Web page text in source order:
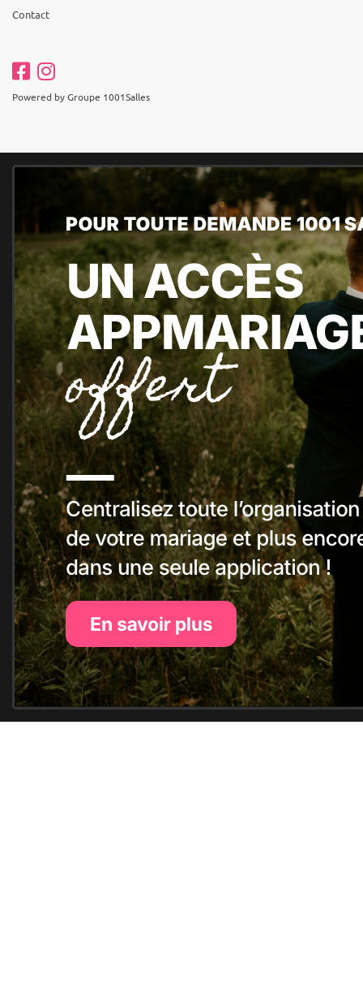
Contact
Powered by Groupe 1001Salles